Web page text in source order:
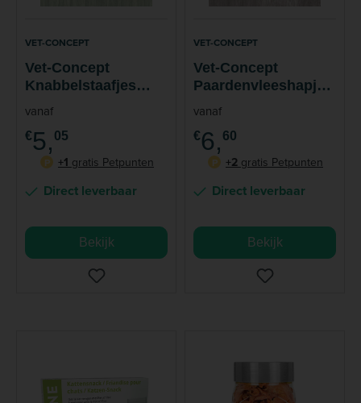
VET-CONCEPT
Vet-Concept
Knabbelstaafjes
Geit voor Hond en
vanaf
€5, 05
P
+1 gratis Petpunten
Direct leverbaar
Bekijk
VET-CONCEPT
Vet-Concept
Paardenvleeshapjes
Snack Hond Kat 50
vanaf
€6, 60
P
+2 gratis Petpunten
Direct leverbaar
Bekijk